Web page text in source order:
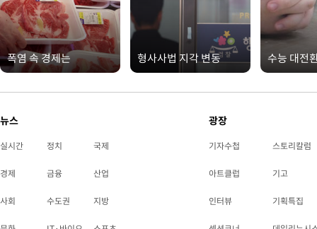
폭염 속 경제는 형사사법 지각 변동 수능 대전
뉴스
실시간 정치 국제
경제 금융 산업
사회 수도권 지방
광장
기자수첩 스토리칼럼
아트클럽 기고
인터뷰 기획특집